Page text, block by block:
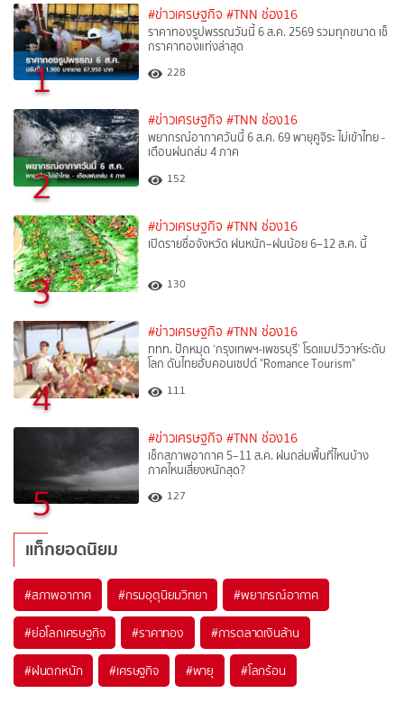
1
#ข่าวเศรษฐกิจ #TNN ช่อง16
ราคาทองรูปพรรณวันนี้ 6 ส.ค. 2569 รวมทุกขนาด เช็
กราคาทองแท่งล่าสุด
228
2
#ข่าวเศรษฐกิจ #TNN ช่อง16
พยากรณ์อากาศวันนี้ 6 ส.ค. 69 พายุคูจิระ ไม่เข้าไทย -
เตือนฝนถล่ม 4 ภาค
152
3
#ข่าวเศรษฐกิจ #TNN ช่อง16
เปิดรายชื่อจังหวัด ฝนหนัก–ฝนน้อย 6–12 ส.ค. นี้
130
4
#ข่าวเศรษฐกิจ #TNN ช่อง16
ททท. ปักหมุด ‘กรุงเทพฯ-เพชรบุรี’ โรดแมปวิวาห์ระดับ
โลก ดันไทยฮับคอนเซปต์ "Romance Tourism"
111
5
#ข่าวเศรษฐกิจ #TNN ช่อง16
เช็กสภาพอากาศ 5–11 ส.ค. ฝนถล่มพื้นที่ไหนบ้าง
ภาคไหนเสี่ยงหนักสุด?
127
แท็กยอดนิยม
#สภาพอากาศ #กรมอุตุนิยมวิทยา #พยากรณ์อากาศ
#ย่อโลกเศรษฐกิจ #ราคาทอง #การตลาดเงินล้าน
#ฝนตกหนัก #เศรษฐกิจ #พายุ #โลกร้อน